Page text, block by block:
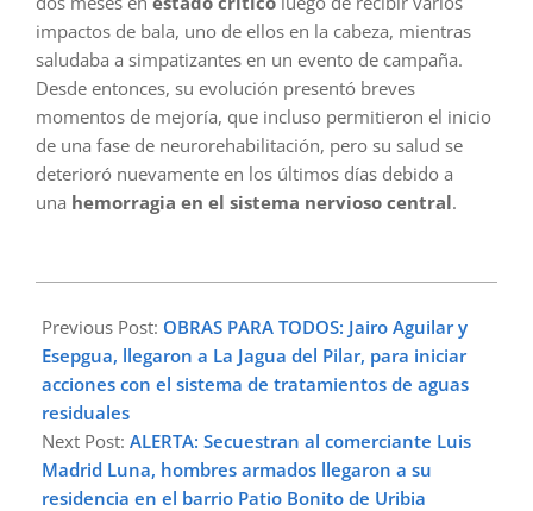
impactos de bala, uno de ellos en la cabeza, mientras
saludaba a simpatizantes en un evento de campaña.
Desde entonces, su evolución presentó breves
momentos de mejoría, que incluso permitieron el inicio
de una fase de neurorehabilitación, pero su salud se
deterioró nuevamente en los últimos días debido a
una hemorragia en el sistema nervioso central.
08-
11
Previous Post: OBRAS PARA TODOS: Jairo Aguilar y
Esepgua, llegaron a La Jagua del Pilar, para iniciar
acciones con el sistema de tratamientos de aguas
residuales
Next Post: ALERTA: Secuestran al comerciante Luis
Madrid Luna, hombres armados llegaron a su
residencia en el barrio Patio Bonito de Uribia